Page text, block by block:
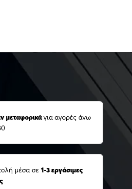
μεταφορικάγια αγορές άνω
μέσα σε 1-3 εργάσιμες